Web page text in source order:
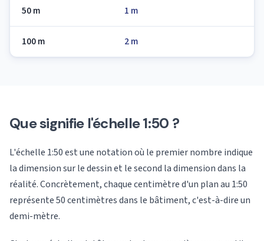
50 m 1 m
100 m 2 m
Que signifie l'échelle 1:50 ?
L'échelle 1:50 est une notation où le premier nombre indique
la dimension sur le dessin et le second la dimension dans la
réalité. Concrètement, chaque centimètre d'un plan au 1:50
représente 50 centimètres dans le bâtiment, c'est-à-dire un
demi-mètre.